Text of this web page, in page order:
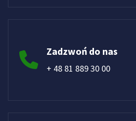
Zadzwoń do nas
+ 48 81 889 30 00